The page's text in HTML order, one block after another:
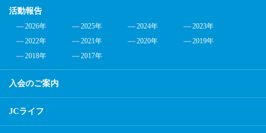
活動報告
2026年 2025年 2024年
2023年
2022年
2021年 2020年
2019年
2018年
2017年
入会のご案内
JCライフ